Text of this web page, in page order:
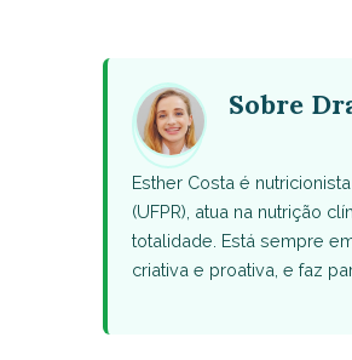
Sobre
Esther Costa é
(UFPR), atua na nutrição
totalidade. Está sempre
criativa e proativa, e faz